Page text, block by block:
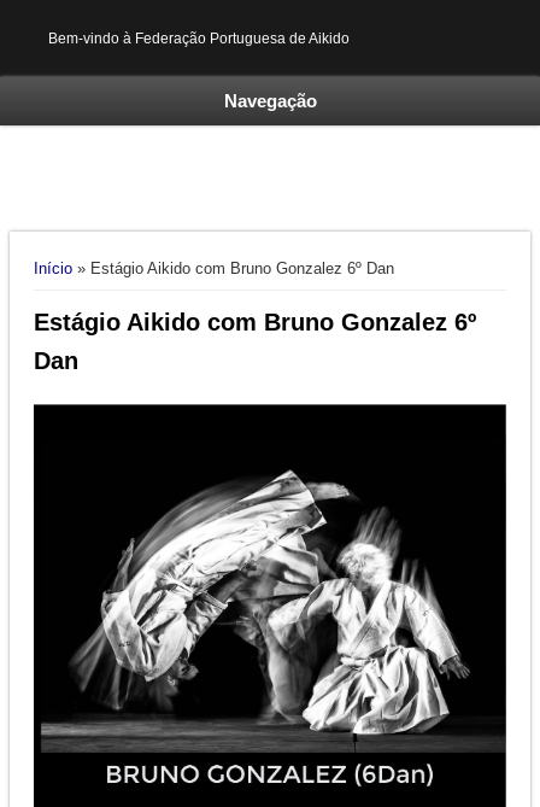
Bem-vindo à Federação Portuguesa de Aikido
Navegação
Está aqui
Início» Estágio Aikido com Bruno Gonzalez 6º Dan
Estágio Aikido com Bruno Gonzalez 6º
Dan